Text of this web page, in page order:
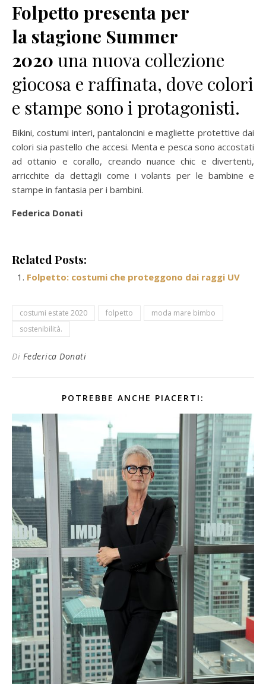
Folpetto presenta per
la stagione Summer
2020 una nuova collezione
giocosa e raffinata, dove colori
e stampe sono i protagonisti.
Bikini, costumi interi, pantaloncini e magliette protettive dai
colori sia pastello che accesi. Menta e pesca sono accostati
ad ottanio e corallo, creando nuance chic e divertenti,
arricchite da dettagli come i volants per le bambine e
stampe in fantasia per i bambini.
Federica Donati
Related Posts:
Folpetto: costumi che proteggono dai raggi UV
costumi estate 2020 folpetto
moda mare bimbo
sostenibilità.
Di Federica Donati
POTREBBE ANCHE PIACERTI: